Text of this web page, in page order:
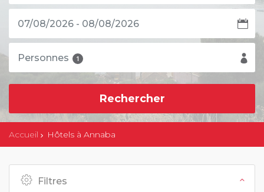
Personnes 1
Accueil Hôtels à Annaba
Filtres